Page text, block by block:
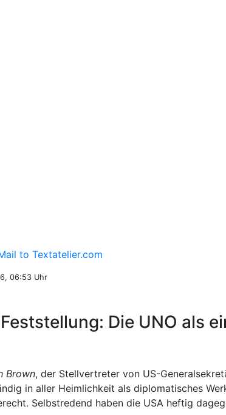
06:53 Uhr
Die UNO als
Brown, der Stellvertreter von US-
in aller Heimlichkeit als diplomatisches
Selbstredend haben die USA heftig